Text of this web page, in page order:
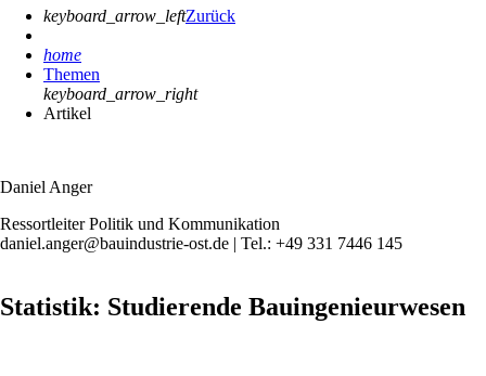
keyboard_arrow_leftZurück
home
Themen
keyboard_arrow_right
Artikel
Daniel Anger
Ressortleiter Politik und Kommunikation
daniel.anger@bauindustrie-ost.de | Tel.: +49 331 7446 145
Statistik: Studierende Bauingenieurwesen